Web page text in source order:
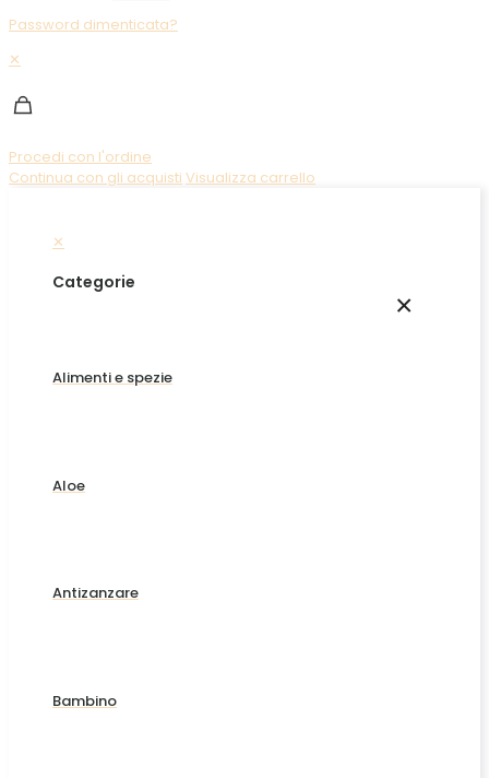
Password dimenticata?
✕
Procedi con l'ordine
Continua con gli acquisti Visualizza carrello
✕
×
Categorie
Alimenti e spezie
Aloe
Antizanzare
Bambino